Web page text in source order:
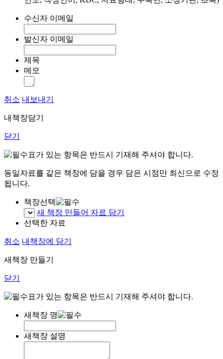
수신자 이메일
발신자 이메일
제목
메모
취소 내보내기
내책장담기
닫기
표가 있는 항목은 반드시 기재해 주셔야 합니다.
동일자료를 같은 책장에 담을 경우 담은 시점만 최신으로 수정
됩니다.
책장선택
새 책장 만들어 자료 담기
선택한 자료
취소 내책장에 담기
새책장 만들기
닫기
표가 있는 항목은 반드시 기재해 주셔야 합니다.
새책장 명
새책장 설명